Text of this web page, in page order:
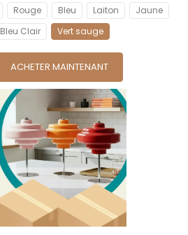
Rouge Bleu Laiton
Jaune
Bleu Clair Vert sauge
ACHETER MAINTENANT